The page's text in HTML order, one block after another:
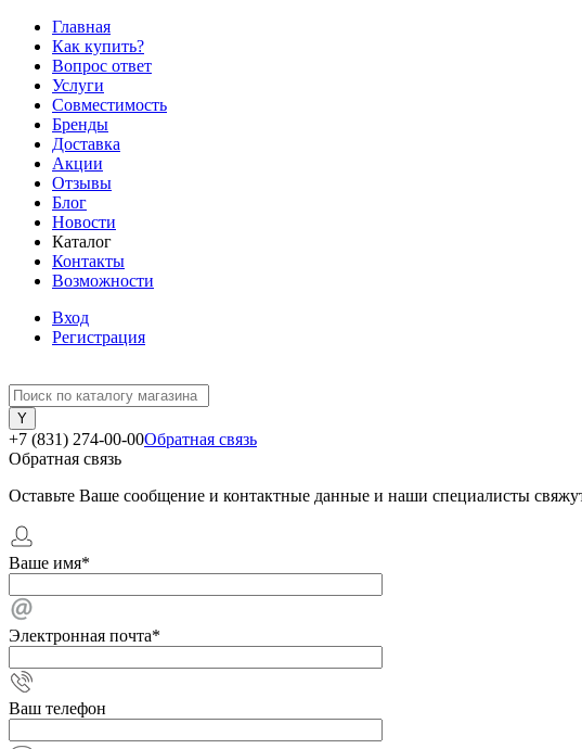
Главная
Как купить?
Вопрос ответ
Услуги
Совместимость
Бренды
Доставка
Акции
Отзывы
Блог
Новости
Каталог
Контакты
Возможности
Вход
Регистрация
+7 (831) 274-00-00Обратная связь
Обратная связь
Оставьте Ваше сообщение и контактные данные и наши специалисты
Ваше имя*
Электронная почта*
Ваш телефон